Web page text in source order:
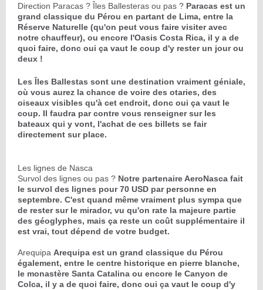
Direction Paracas ? Îles Ballesteras ou pas ? Paracas est un
grand classique du Pérou en partant de Lima, entre la
Réserve Naturelle (qu'on peut vous faire visiter avec
notre chauffeur), ou encore l'Oasis Costa Rica, il y a de
quoi faire, donc oui ça vaut le coup d'y rester un jour ou
deux !
Les Îles Ballestas sont une destination vraiment géniale,
où vous aurez la chance de voire des otaries, des
oiseaux visibles qu'à cet endroit, donc oui ça vaut le
coup. Il faudra par contre vous renseigner sur les
bateaux qui y vont, l'achat de ces billets se fair
directement sur place.
Les lignes de Nasca
Survol des lignes ou pas ? Notre partenaire AeroNasca fait
le survol des lignes pour 70 USD par personne en
septembre. C'est quand même vraiment plus sympa que
de rester sur le mirador, vu qu'on rate la majeure partie
des géoglyphes, mais ça reste un coût supplémentaire il
est vrai, tout dépend de votre budget.
Arequipa Arequipa est un grand classique du Pérou
également, entre le centre historique en pierre blanche,
le monastère Santa Catalina ou encore le Canyon de
Colca, il y a de quoi faire, donc oui ça vaut le coup d'y